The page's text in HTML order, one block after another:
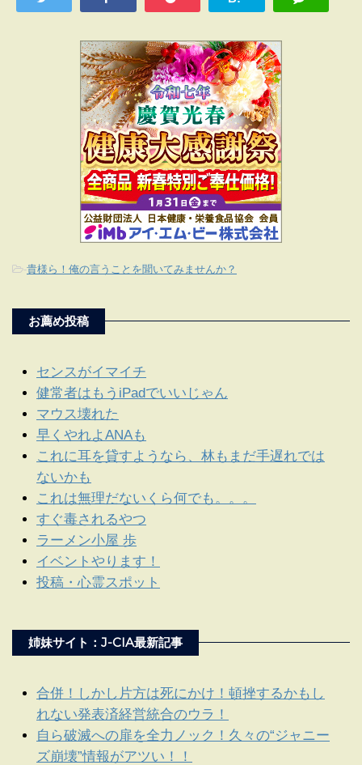
-貴様ら！俺の言うことを聞いてみませんか？
お薦め投稿
センスがイマイチ
健常者はもうiPadでいいじゃん
マウス壊れた
早くやれよANAも
これに耳を貸すようなら、林もまだ手遅れでは
ないかも
これは無理だないくら何でも。。。
すぐ毒されるやつ
ラーメン小屋 歩
イベントやります！
投稿・心霊スポット
姉妹サイト：J-CIA最新記事
合併！しかし片方は死にかけ！頓挫するかもし
れない発表済経営統合のウラ！
自ら破滅への扉を全力ノック！久々の“ジャニー
ズ崩壊”情報がアツい！！